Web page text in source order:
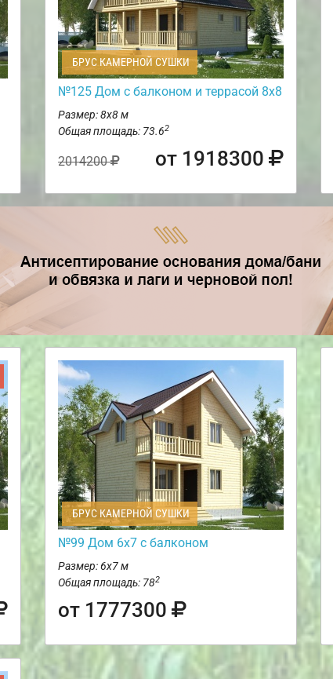
БРУС КАМЕРНОЙ СУШКИ
№125 Дом с балконом и террасой 8х8
Размер: 8х8 м
Общая площадь: 73.62
2014200 от 1918300
БРУС КАМЕРНОЙ СУШКИ
№99 Дом 6х7 с балконом
Размер: 6х7 м
Общая площадь: 782
от 1777300